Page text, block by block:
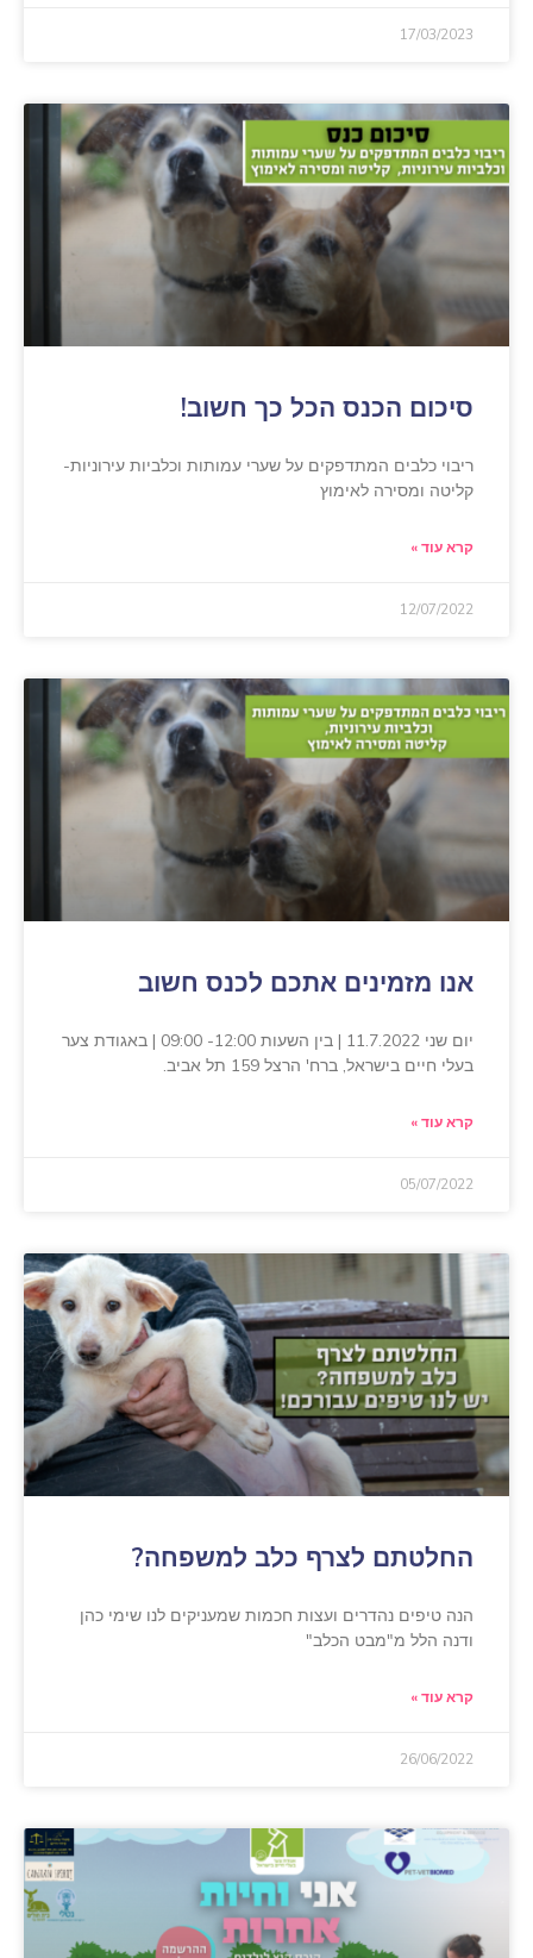
17/03/2023
סיכום הכנס הכל כך חשוב!
ריבוי כלבים המתדפקים על שערי עמותות וכלביות עירוניות-
קליטה ומסירה לאימוץ
קרא עוד »
12/07/2022
אנו מזמינים אתכם לכנס חשוב
יום שני 11.7.2022 | בין השעות 12:00- 09:00 | באגודת צער
בעלי חיים בישראל, ברח' הרצל 159 תל אביב.
קרא עוד »
05/07/2022
החלטתם לצרף כלב למשפחה?
הנה טיפים נהדרים ועצות חכמות שמעניקים לנו שימי כהן
ודנה הלל מ"מבט הכלב"
קרא עוד »
26/06/2022